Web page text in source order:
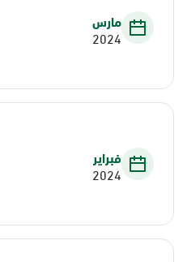
مارس
2024
فبراير
2024